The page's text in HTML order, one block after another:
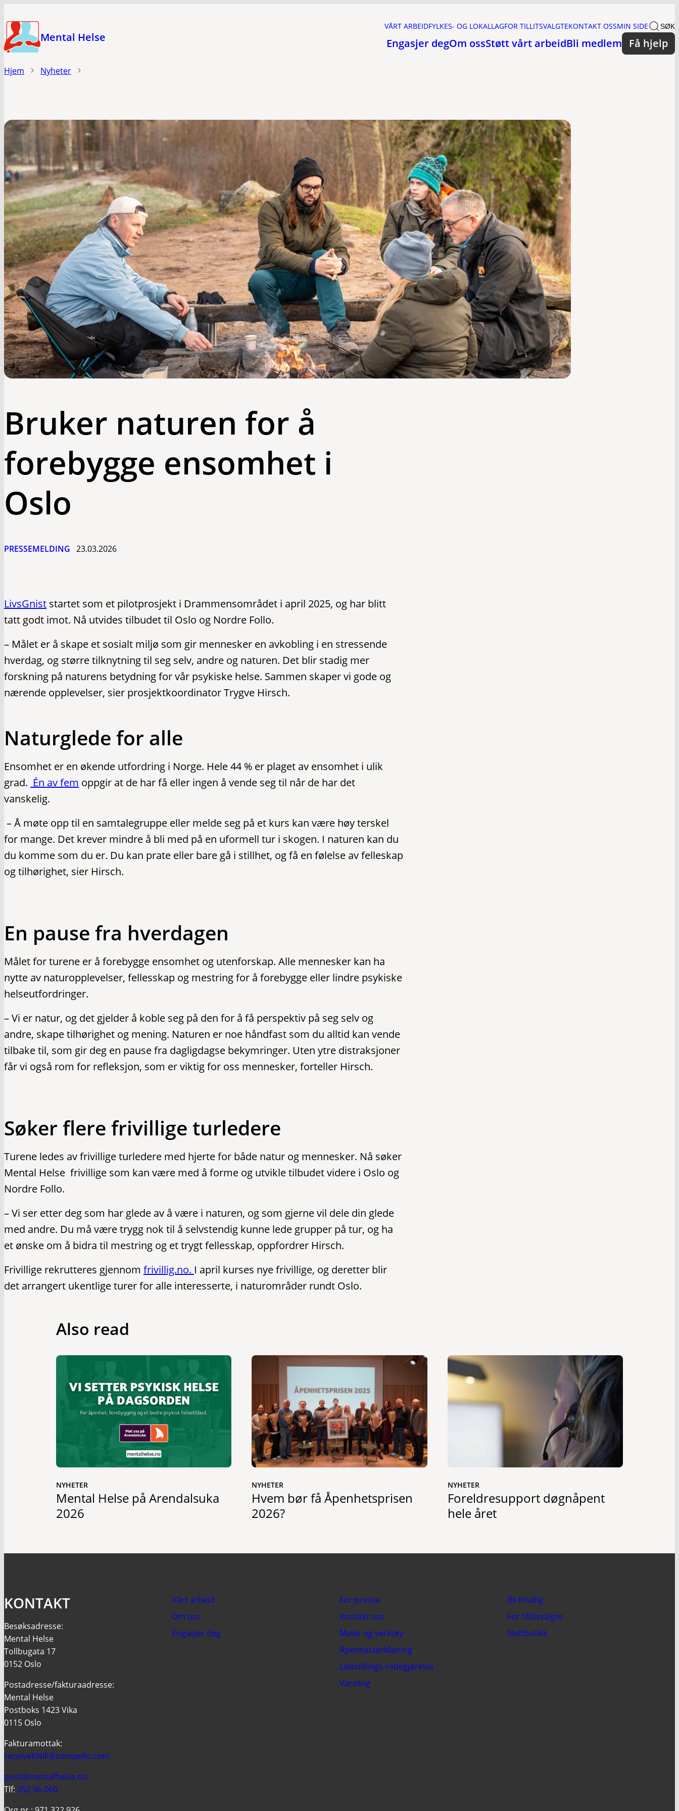
til
hovedinnholdMental Helse
VÅRT ARBEIDFYLKES- OG LOKALLAGFOR TILLITSVALGTEKONTAKT OSSMIN SIDE SØK
Engasjer degOm ossStøtt vårt arbeidBli medlem Få hjelp
Hjem Nyheter
Bruker naturen for å
forebygge ensomhet i
Oslo
PRESSEMELDING 23.03.2026
LivsGnist startet som et pilotprosjekt i Drammensområdet i april 2025, og har blitt
tatt godt imot. Nå utvides tilbudet til Oslo og Nordre Follo.
– Målet er å skape et sosialt miljø som gir mennesker en avkobling i en stressende
hverdag, og større tilknytning til seg selv, andre og naturen. Det blir stadig mer
forskning på naturens betydning for vår psykiske helse. Sammen skaper vi gode og
nærende opplevelser, sier prosjektkoordinator Trygve Hirsch.
Naturglede for alle
Ensomhet er en økende utfordring i Norge. Hele 44 % er plaget av ensomhet i ulik
grad. Én av fem oppgir at de har få eller ingen å vende seg til når de har det
vanskelig.
– Å møte opp til en samtalegruppe eller melde seg på et kurs kan være høy terskel
for mange. Det krever mindre å bli med på en uformell tur i skogen. I naturen kan du
du komme som du er. Du kan prate eller bare gå i stillhet, og få en følelse av felleskap
og tilhørighet, sier Hirsch.
En pause fra hverdagen
Målet for turene er å forebygge ensomhet og utenforskap. Alle mennesker kan ha
nytte av naturopplevelser, fellesskap og mestring for å forebygge eller lindre psykiske
helseutfordringer.
– Vi er natur, og det gjelder å koble seg på den for å få perspektiv på seg selv og
andre, skape tilhørighet og mening. Naturen er noe håndfast som du alltid kan vende
tilbake til, som gir deg en pause fra dagligdagse bekymringer. Uten ytre distraksjoner
får vi også rom for refleksjon, som er viktig for oss mennesker, forteller Hirsch.
Søker flere frivillige turledere
Turene ledes av frivillige turledere med hjerte for både natur og mennesker. Nå søker
Mental Helse frivillige som kan være med å forme og utvikle tilbudet videre i Oslo og
Nordre Follo.
– Vi ser etter deg som har glede av å være i naturen, og som gjerne vil dele din glede
med andre. Du må være trygg nok til å selvstendig kunne lede grupper på tur, og ha
et ønske om å bidra til mestring og et trygt fellesskap, oppfordrer Hirsch.
Frivillige rekrutteres gjennom frivillig.no. I april kurses nye frivillige, og deretter blir
det arrangert ukentlige turer for alle interesserte, i naturområder rundt Oslo.
Also read
NYHETER
Mental Helse på Arendalsuka
2026
NYHETER
Hvem bør få Åpenhetsprisen
2026?
NYHETER
Foreldresupport døgnåpent
hele året
KONTAKT
Besøksadresse:
Mental Helse
Tollbugata 17
0152 Oslo
Postadresse/fakturaadresse:
Mental Helse
Postboks 1423 Vika
0115 Oslo
Fakturamottak:
receiveKNIF@compello.com
post@mentalhelse.no
Tlf: 352 96 060
Vårt arbeid
Om oss
Engasjer deg
For presse
Kontakt oss
Maler og verktøy
Åpenhetserklæring
Likestillings-redegjørelse
Varsling
Bli frivillig
For tillitsvalgte
Nettbutikk